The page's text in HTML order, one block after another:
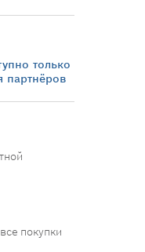
только
партнёров
покупки